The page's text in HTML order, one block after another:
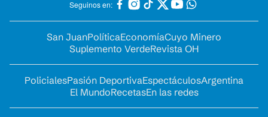
Seguinos en:
San JuanPolíticaEconomíaCuyo Minero
Suplemento VerdeRevista OH
PolicialesPasión DeportivaEspectáculosArgentina
El MundoRecetasEn las redes